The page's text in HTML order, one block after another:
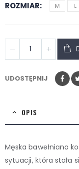
ROZMIAR M L
UDOSTĘPNIJ
OPIS
Męska bawełniana
sytuacji, która stała